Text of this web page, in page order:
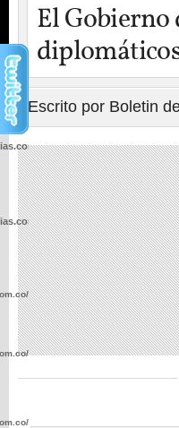
El Gobierno
Escrito por Boletin
wp-
wp-
wp-
wp-
wp-